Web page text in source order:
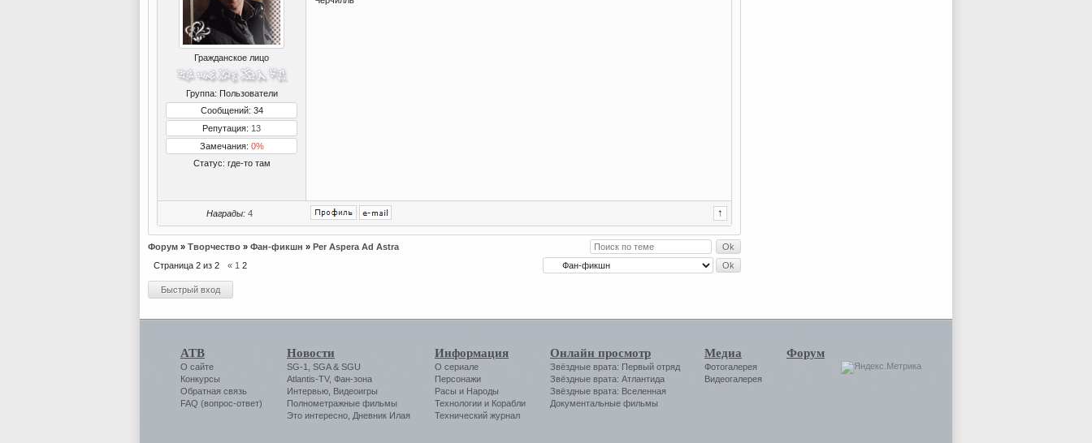
Гражданское лицо
Группа: Пользователи
Сообщений: 34
Репутация: 13
Замечания: 0%
Статус: где-то там
Награды: 4
Форум » Творчество » Фан-фикшн » Per Aspera Ad Astra
Страница 2 из 2 « 1 2
АТВ
О сайте
Конкурсы
Обратная связь
FAQ (вопрос-ответ)
Новости
SG-1 SGA& SGU
Atlantis-TV, Фан-зона
Интервью Видеоигры
Полнометражные фильмы
Это интересно Дневник Илая
Информация
О сериале
Персонажи
Расы и Народы
Технологии и Корабли
Технический журнал
Онлайн просмотр
Звёздные врата: Первый отряд
Звёздные врата: Атлантида
Звёздные врата: Вселенная
Документальные фильмы
Медиа
Фотогалерея
Видеогалерея
Форум